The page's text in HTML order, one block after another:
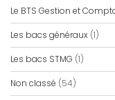
Le BTS Gestion et
Les bacs généraux (1)
Les bacs STMG (1)
Non classé (54)